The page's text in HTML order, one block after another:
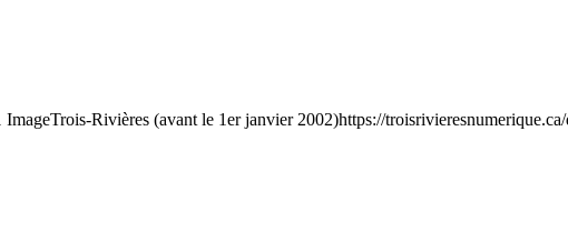
ImageTrois-Rivières (avant le 1er janvier 2002)https://